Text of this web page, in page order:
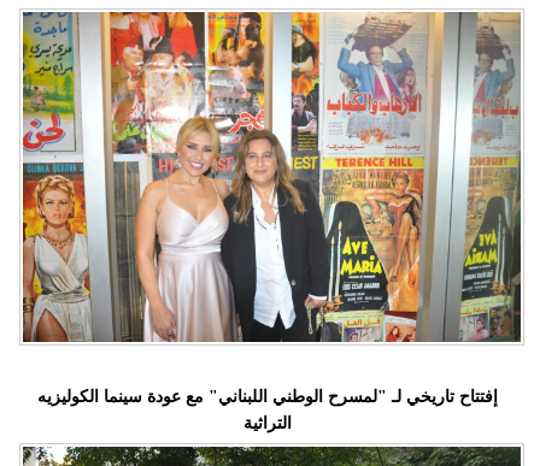
إفتتاح تاريخي لـ "لمسرح الوطني اللبناني" مع عودة سينما الكوليزيه
التراثية